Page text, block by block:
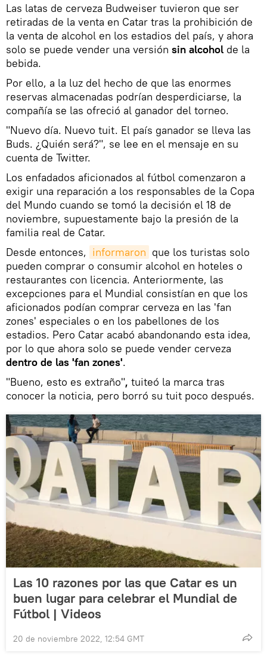
Las latas de cerveza Budweiser tuvieron que ser
retiradas de la venta en Catar tras la prohibición de
la venta de alcohol en los estadios del país, y ahora
solo se puede vender una versión sin alcohol de la
bebida.
Por ello, a la luz del hecho de que las enormes
reservas almacenadas podrían desperdiciarse, la
compañía se las ofreció al ganador del torneo.
"Nuevo día. Nuevo tuit. El país ganador se lleva las
Buds. ¿Quién será?", se lee en el mensaje en su
cuenta de Twitter.
Los enfadados aficionados al fútbol comenzaron a
exigir una reparación a los responsables de la Copa
del Mundo cuando se tomó la decisión el 18 de
noviembre, supuestamente bajo la presión de la
familia real de Catar.
Desde entonces, informaron que los turistas solo
pueden comprar o consumir alcohol en hoteles o
restaurantes con licencia. Anteriormente, las
excepciones para el Mundial consistían en que los
aficionados podían comprar cerveza en las 'fan
zones' especiales o en los pabellones de los
estadios. Pero Catar acabó abandonando esta idea,
por lo que ahora solo se puede vender cerveza
dentro de las 'fan zones'.
"Bueno, esto es extraño", tuiteó la marca tras
conocer la noticia, pero borró su tuit poco después.
Las 10 razones por las que Catar es un
buen lugar para celebrar el Mundial de
Fútbol | Videos
20 de noviembre 2022, 12:54 GMT